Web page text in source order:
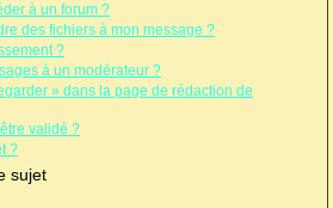
à un forum ?
des fichiers à mon message ?
?
à un modérateur ?
» dans la page de rédaction de
validé ?
?
sujet